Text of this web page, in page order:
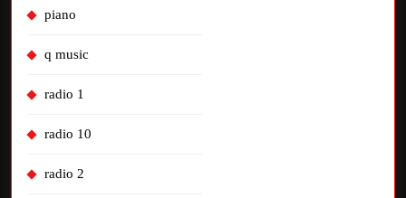
piano
q music
radio 1
radio 10
radio 2